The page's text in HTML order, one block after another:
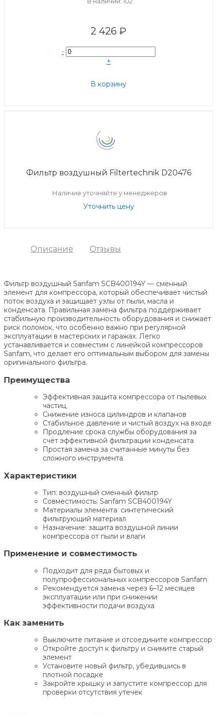
2 426 ₽
-
+
В корзину
Фильтр воздушный Filtertechnik D20476
Наличие уточняйте у менеджеров
Уточнить цену
Описание Отзывы
Фильтр воздушный Sanfam SCB400194Y — сменный
элемент для компрессора, который обеспечивает чистый
поток воздуха и защищает узлы от пыли, масла и
конденсата. Правильная замена фильтра поддерживает
стабильную производительность оборудования и снижает
риск поломок, что особенно важно при регулярной
эксплуатации в мастерских и гаражах. Легко
устанавливается и совместим с линейкой компрессоров
Sanfam, что делает его оптимальным выбором для замены
оригинального фильтра.
Преимущества
Эффективная защита компрессора от пылевых
частиц
Снижение износа цилиндров и клапанов
Стабильное давление и чистый воздух на входе
Продление срока службы оборудования за
счёт эффективной фильтрации конденсата
Простая замена за считанные минуты без
сложного инструмента
Характеристики
Тип: воздушный сменный фильтр
Совместимость: Sanfam SCB400194Y
Материалы элемента: синтетический
фильтрующий материал
Назначение: защита воздушной линии
компрессора от пыли и влаги
Применение и совместимость
Подходит для ряда бытовых и
полупрофессиональных компрессоров Sanfam
Рекомендуется замена через 6–12 месяцев
эксплуатации или при снижении
эффективности подачи воздуха
Как заменить
Выключите питание и отсоедините компрессор
Откройте доступ к фильтру и снимите старый
элемент
Установите новый фильтр, убедившись в
плотной посадке
Закройте крышку и запустите компрессор для
проверки отсутствия утечек